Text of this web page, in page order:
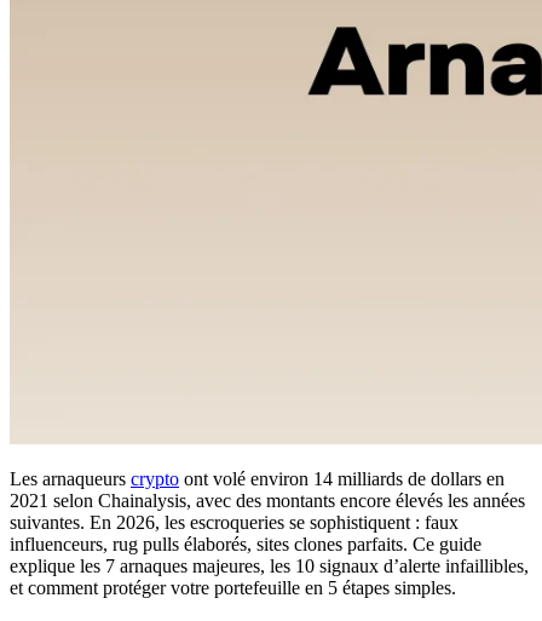
Les arnaqueurs crypto ont volé environ 14 milliards de dollars en
2021 selon Chainalysis, avec des montants encore élevés les années
suivantes. En 2026, les escroqueries se sophistiquent : faux
influenceurs, rug pulls élaborés, sites clones parfaits. Ce guide
explique les 7 arnaques majeures, les 10 signaux d’alerte infaillibles,
et comment protéger votre portefeuille en 5 étapes simples.